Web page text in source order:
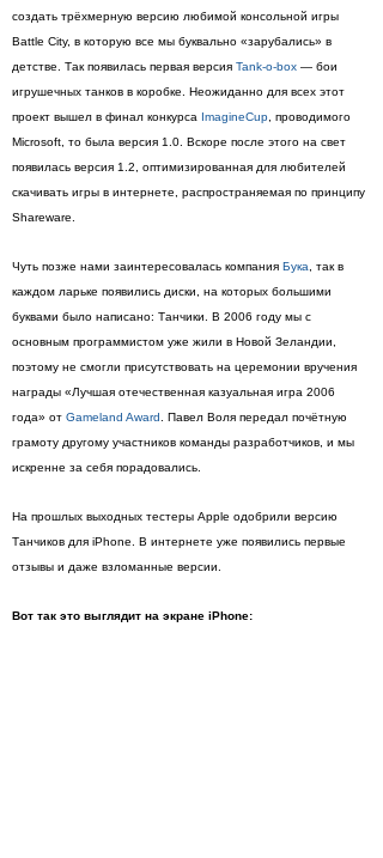
создать трёхмерную версию любимой консольной игры
Battle City, в которую все мы буквально «зарубались» в
детстве. Так появилась первая версия Tank-o-box — бои
игрушечных танков в коробке. Неожиданно для всех этот
проект вышел в финал конкурса ImagineCup , проводимого
Microsoft, то была версия 1.0. Вскоре после этого на свет
появилась версия 1.2, оптимизированная для любителей
скачивать игры в интернете, распространяемая по принципу
Shareware.
Чуть позже нами заинтересовалась компания Бука , так в
каждом ларьке появились диски, на которых большими
буквами было написано: Танчики. В 2006 году мы с
основным программистом уже жили в Новой Зеландии,
поэтому не смогли присутствовать на церемонии вручения
награды «Лучшая отечественная казуальная игра 2006
года» от Gameland Award . Павел Воля передал почётную
грамоту другому участников команды разработчиков, и мы
искренне за себя порадовались.
На прошлых выходных тестеры Apple одобрили версию
Танчиков для iPhone. В интернете уже появились первые
отзывы и даже взломанные версии.
Вот так это выглядит на экране iPhone: